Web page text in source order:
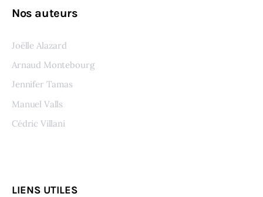
Nos auteurs
Joëlle Alazard
Arnaud Montebourg
Jennifer Tamas
Manuel Valls
Cédric Villani
LIENS UTILES